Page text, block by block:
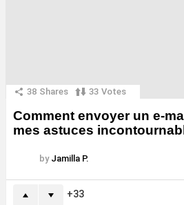
38 Shares 33 Votes
Comment envoyer un e-
mes astuces
by Jamilla P.
33